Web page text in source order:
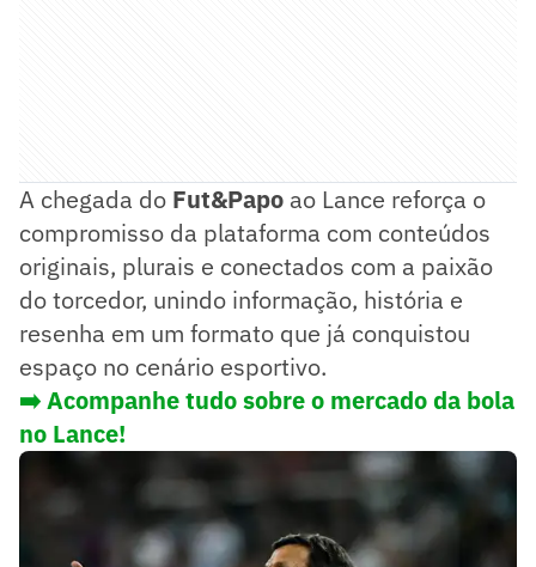
A chegada do Fut&Papo ao Lance reforça o
compromisso da plataforma com conteúdos
originais, plurais e conectados com a paixão
do torcedor, unindo informação, história e
resenha em um formato que já conquistou
espaço no cenário esportivo.
➡️ Acompanhe tudo sobre o mercado da bola
no Lance!